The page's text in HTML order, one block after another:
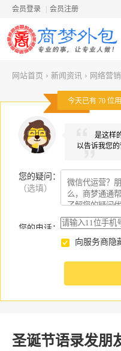
会员登录 会员注册
网站首页 › 新闻资讯 › 网络营
今天已有 70 位
是这样
以告诉我您
您的疑问
（选填）
：
您的电话：
向服务商隐
圣诞节语录发朋